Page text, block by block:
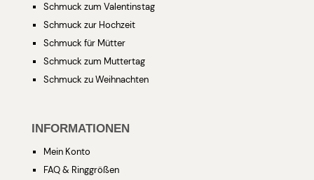
Schmuck zum Valentinstag
Schmuck zur Hochzeit
Schmuck für Mütter
Schmuck zum Muttertag
Schmuck zu Weihnachten
INFORMATIONEN
Mein Konto
FAQ & Ringgrößen